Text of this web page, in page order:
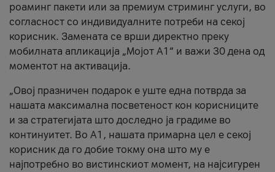
роаминг пакети или за премиум стриминг услуги, во
согласност со индивидуалните потреби на секој
корисник. Замената се врши директно преку
мобилната апликација „Мојот А1“ и важи 30 дена од
моментот на активација.
„Овој празничен подарок е уште една потврда за
нашата максимална посветеност кон корисниците
и за стратегијата што доследно ја градиме во
континуитет. Во А1, нашата примарна цел е секој
корисник да го добие токму она што му е
најпотребно во вистинскиот момент, на најсигурен